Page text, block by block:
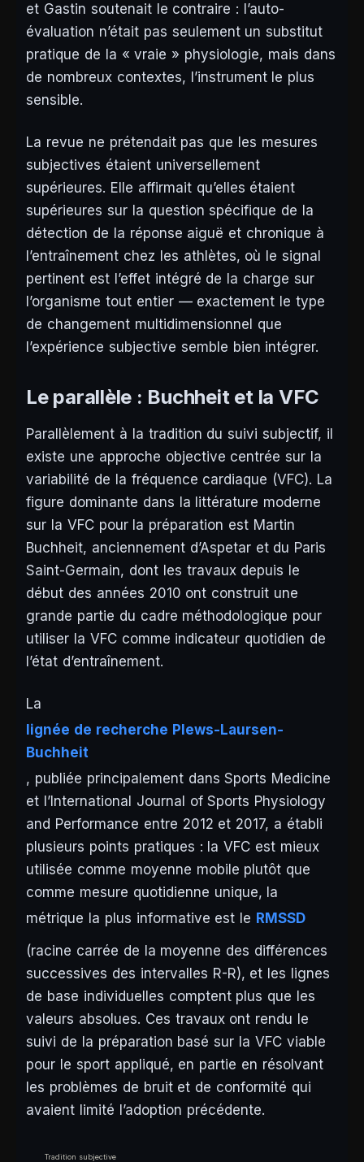
et Gastin soutenait le contraire : l’auto-
évaluation n’était pas seulement un substitut
pratique de la « vraie » physiologie, mais dans
de nombreux contextes, l’instrument le plus
sensible.
La revue ne prétendait pas que les mesures
subjectives étaient universellement
supérieures. Elle affirmait qu’elles étaient
supérieures sur la question spécifique de la
détection de la réponse aiguë et chronique à
l’entraînement chez les athlètes, où le signal
pertinent est l’effet intégré de la charge sur
l’organisme tout entier — exactement le type
de changement multidimensionnel que
l’expérience subjective semble bien intégrer.
Le parallèle : Buchheit et la VFC
Parallèlement à la tradition du suivi subjectif, il
existe une approche objective centrée sur la
variabilité de la fréquence cardiaque (VFC). La
figure dominante dans la littérature moderne
sur la VFC pour la préparation est Martin
Buchheit, anciennement d’Aspetar et du Paris
Saint-Germain, dont les travaux depuis le
début des années 2010 ont construit une
grande partie du cadre méthodologique pour
utiliser la VFC comme indicateur quotidien de
l’état d’entraînement.
La
lignée de recherche Plews-Laursen-
Buchheit
, publiée principalement dansSports Medicine
et l’International Journal of Sports Physiology
and Performance entre 2012 et 2017, a établi
plusieurs points pratiques : la VFC est mieux
utilisée comme moyenne mobile plutôt que
comme mesure quotidienne unique, la
métrique la plus informative est le RMSSD
(racine carrée de la moyenne des différences
successives des intervalles R-R), et les lignes
de base individuelles comptent plus que les
valeurs absolues. Ces travaux ont rendu le
suivi de la préparation basé sur la VFC viable
pour le sport appliqué, en partie en résolvant
les problèmes de bruit et de conformité qui
avaient limité l’adoption précédente.
Tradition subjective